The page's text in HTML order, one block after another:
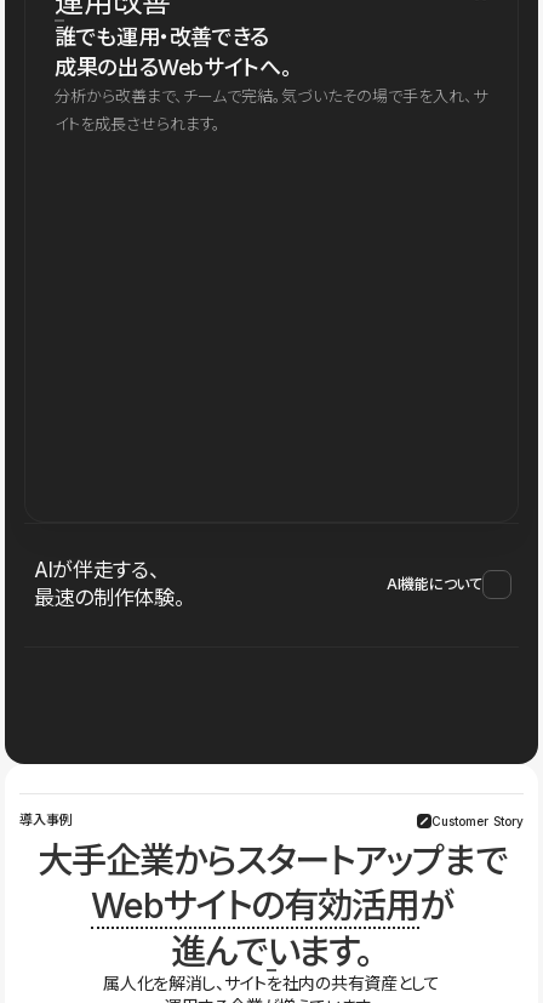
誰でも運用・改善できる
成果の出るWebサイトへ。
分析から改善まで、チームで完結。気づいたその場で手を入れ、サ
イトを成長させられます。
AIが伴走する、
最速の制作体験。
AI機能について
導入事例 Customer Story
大手企業からスタートアップまで
Webサイトの有効活用が
進んでいます。
属人化を解消し、サイトを社内の共有資産として